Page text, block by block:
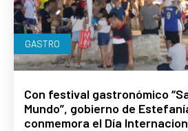
GASTRO
Con festival gastronómico
Mundo”, gobierno de
conmemora el Día